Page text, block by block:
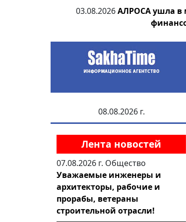
03.08.2026 АЛРОСА ушла в
08.08.2026 г.
Лента новостей
07.08.2026 г. Общество
Уважаемые инженеры и
архитекторы, рабочие и
прорабы, ветераны
строительной отрасли!